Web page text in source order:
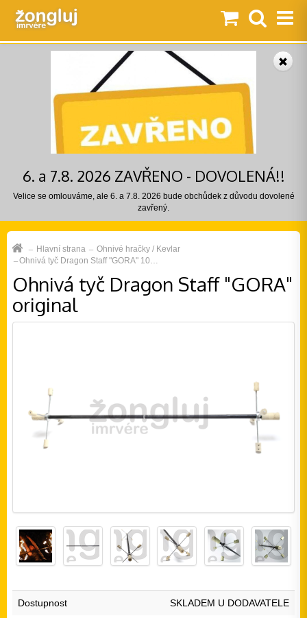
6. a 7.8. 2026 ZAVŘENO - DOVOLENÁ!!
Velice se omlouváme, ale 6. a 7.8. 2026 bude obchůdek z důvodu dovolené
zavřený.
Hlavní strana
Ohnivé hračky / Kevlar
Ohnivá tyč Dragon Staff "GORA" 10…
Ohnivá tyč Dragon Staff "GORA"
original
Dostupnost SKLADEM U DODAVATELE